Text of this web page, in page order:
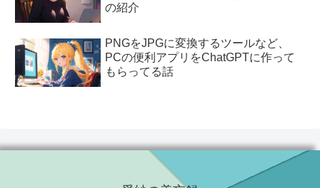
の紹介
PNGをJPGに変換するツールなど、
PCの便利アプリをChatGPTに作って
もらってる話